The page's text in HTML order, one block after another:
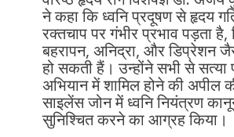
ने कहा कि ध्वनि प्रदूषण से हृदय
रक्तचाप पर गंभीर प्रभाव पड़ता
बहरापन, अनिद्रा, और डिप्रेशन
हो सकती हैं। उन्होंने सभी से
अभियान में शामिल होने की अपील
साइलेंस जोन में ध्वनि नियंत्रण
सुनिश्चित करने का आग्रह किया।